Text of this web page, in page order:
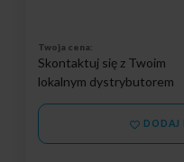
Twoja cena:
Skontaktuj się z Twoim
lokalnym dystrybutorem
DODAJ